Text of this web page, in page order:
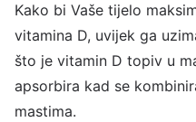
Kako bi Vaše tijelo
vitamina D, uvijek ga
što je vitamin D topiv u
apsorbira kad se
mastima.